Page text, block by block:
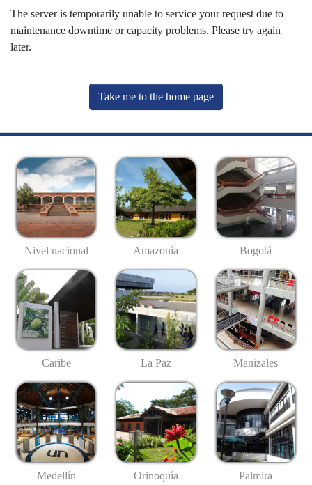
The server is temporarily unable to service your request due to
maintenance downtime or capacity problems. Please try again
later.
Take me to the home page
Nivel nacional Amazonía Bogotá
Caribe La Paz Manizales
Medellín Orinoquía Palmira